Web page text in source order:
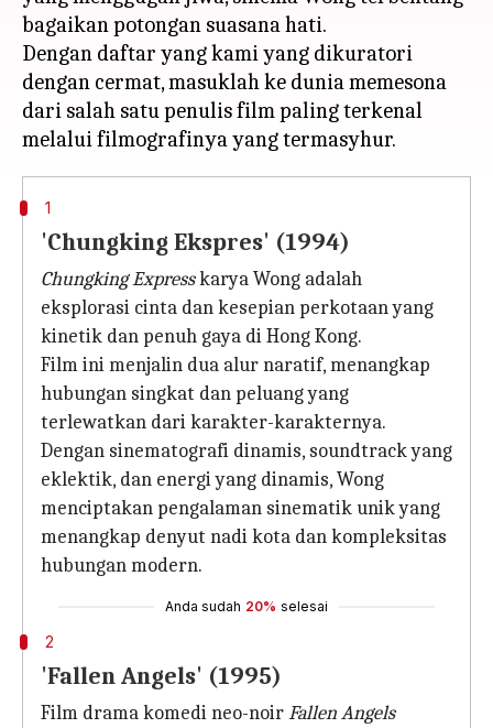
bagaikan potongan suasana hati.
Dengan daftar yang kami yang dikuratori
dengan cermat, masuklah ke dunia memesona
dari salah satu penulis film paling terkenal
1
'Chungking Ekspres' (1994)
Chungking Expresskarya Wong adalah
eksplorasi cinta dan kesepian perkotaan yang
kinetik dan penuh gaya di Hong Kong.
Film ini menjalin dua alur naratif, menangkap
hubungan singkat dan peluang yang
terlewatkan dari karakter-karakternya.
Dengan sinematografi dinamis, soundtrack yang
eklektik, dan energi yang dinamis, Wong
menciptakan pengalaman sinematik unik yang
menangkap denyut nadi kota dan kompleksitas
hubungan modern.
Anda sudah 20% selesai
2
'Fallen Angels' (1995)
Film drama komedi neo-noirFallen Angels